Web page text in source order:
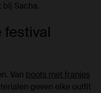
bij Sacha.
festival
Van boots met franjes
geven elke outfit